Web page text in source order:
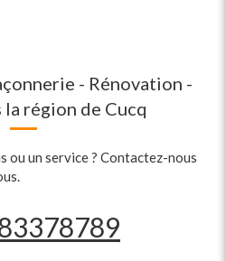
- Rénovation -
la région de Cucq
ou un service ? Contactez-nous